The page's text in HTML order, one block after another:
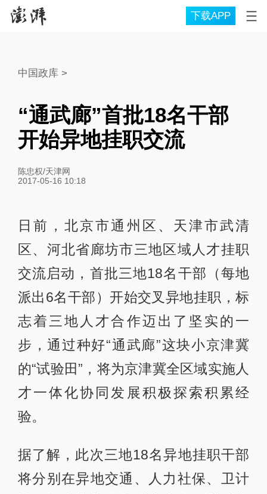
下载APP
中国政库 >
“通武廊”首批18名干部
开始异地挂职交流
陈忠权/天津网
2017-05-16 10:18
日前，北京市通州区、天津市武清
区、河北省廊坊市三地区域人才挂职
交流启动，首批三地18名干部（每地
派出6名干部）开始交叉异地挂职，标
志着三地人才合作迈出了坚实的一
步，通过种好“通武廊”这块小京津冀
的“试验田”，将为京津冀全区域实施人
才一体化协同发展积极探索积累经
验。
据了解，此次三地18名异地挂职干部
将分别在异地交通、人力社保、卫计